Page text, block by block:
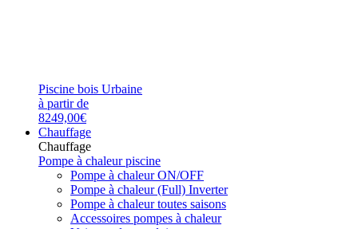
Piscine bois Urbaine
à partir de
8249,00€
Chauffage
Chauffage
Pompe à chaleur piscine
Pompe à chaleur ON/OFF
Pompe à chaleur (Full) Inverter
Pompe à chaleur toutes saisons
Accessoires pompes à chaleur